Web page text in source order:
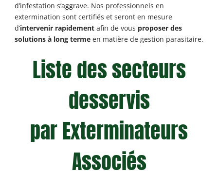
d’infestation s’aggrave. Nos professionnels en
extermination sont certifiés et seront en mesure
d’intervenir rapidement afin de vous proposer des
solutions à long terme en matière de gestion parasitaire.
Liste des secteurs
desservis
par Exterminateurs
Associés